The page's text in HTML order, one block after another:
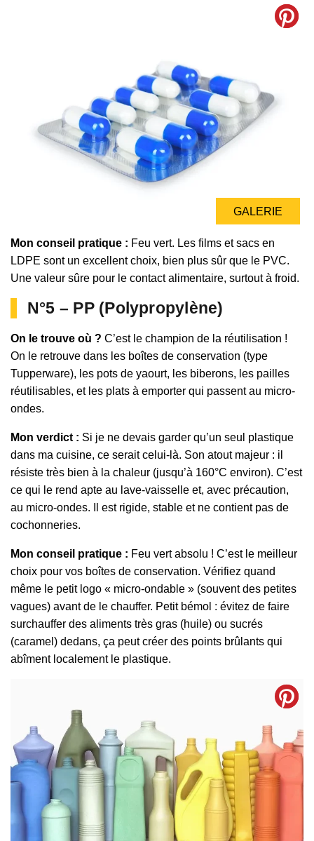
GALERIE
Mon conseil pratique : Feu vert. Les films et sacs en
LDPE sont un excellent choix, bien plus sûr que le PVC.
Une valeur sûre pour le contact alimentaire, surtout à froid.
N°5 – PP (Polypropylène)
On le trouve où ? C’est le champion de la réutilisation !
On le retrouve dans les boîtes de conservation (type
Tupperware), les pots de yaourt, les biberons, les pailles
réutilisables, et les plats à emporter qui passent au micro-
ondes.
Mon verdict : Si je ne devais garder qu’un seul plastique
dans ma cuisine, ce serait celui-là. Son atout majeur : il
résiste très bien à la chaleur (jusqu’à 160°C environ). C’est
ce qui le rend apte au lave-vaisselle et, avec précaution,
au micro-ondes. Il est rigide, stable et ne contient pas de
cochonneries.
Mon conseil pratique : Feu vert absolu ! C’est le meilleur
choix pour vos boîtes de conservation. Vérifiez quand
même le petit logo « micro-ondable » (souvent des petites
vagues) avant de le chauffer. Petit bémol : évitez de faire
surchauffer des aliments très gras (huile) ou sucrés
(caramel) dedans, ça peut créer des points brûlants qui
abîment localement le plastique.